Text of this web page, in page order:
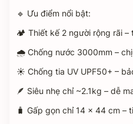
🔹 Ưu điểm nổi bật:
🏕️ Thiết kế 2 người rộng rãi –
🌧️ Chống nước 3000mm –
☀️ Chống tia UV UPF50+ –
🪶 Siêu nhẹ chỉ ~2.1kg – dễ
🧳 Gấp gọn chỉ 14 x 44 cm –